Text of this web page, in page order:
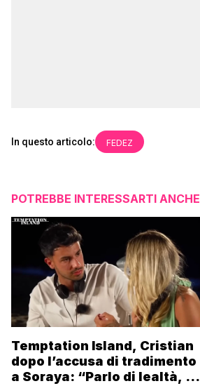
In questo articolo: FEDEZ
POTREBBE INTERESSARTI ANCHE
Temptation Island, Cristian
dopo l’accusa di tradimento
a Soraya: “Parlo di lealtà, ma